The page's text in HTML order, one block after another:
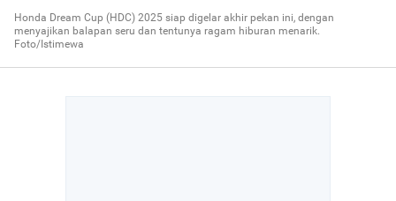
Honda Dream Cup (HDC) 2025 siap digelar akhir pekan ini, dengan
menyajikan balapan seru dan tentunya ragam hiburan menarik.
Foto/Istimewa